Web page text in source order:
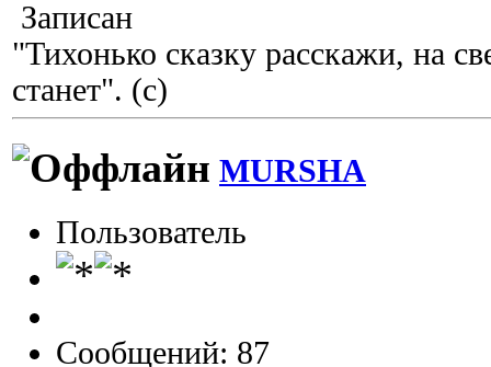
Записан
"Тихонько сказку расскажи, на
станет". (с)
MURSHA
Пользователь
Сообщений: 87